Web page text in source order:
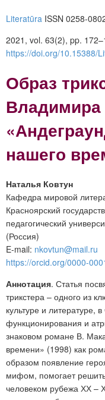
Literatūra ISSN 0258-
2021, vol. 63(2), pp.
https://doi.org/10.15388/
Образ
нашего
Наталья Ковтун
Кафедра мировой
Красноярский
педагогический
(Россия)
E-mail: nkovtun@mail.ru
https://orcid.org/0000-
Аннотация. Статья
трикстера – одного из
культуре и литературе,
функционирования и
знаковом романе В.
времени» (1998) как
образом появление
мифом, помогает
человеком рубежа ХХ –